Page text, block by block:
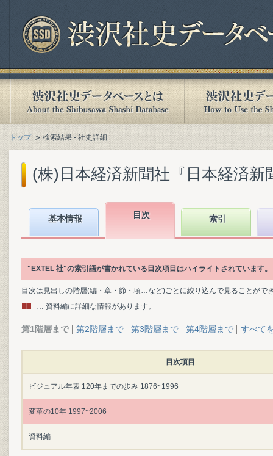
トップ 検索結果 - 社史詳細
(株)日本経済新聞社『日本経済新
基本情報 目次 索引
"EXTEL 社"の索引語が書かれている目次項目はハイライトされています。
目次は見出しの階層(編・章・節・項…など)ごとに絞り込んで見ることがで
… 資料編に詳細な情報があります。
第1階層まで 第2階層まで 第3階層まで 第4階層まで すべて
目次項目
ビジュアル年表 120年までの歩み 1876~1996
変革の10年 1997~2006
資料編